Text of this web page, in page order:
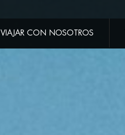
VIAJAR CON NOSOTROS